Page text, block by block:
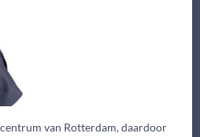
van Rotterdam, daardoor